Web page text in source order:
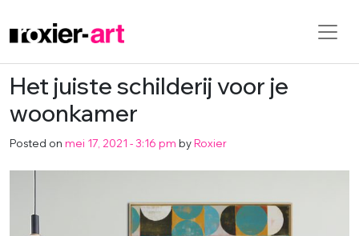
Skip to main content
Het juiste schilderij voor je
woonkamer
Posted on mei 17, 2021 - 3:16 pm by Roxier